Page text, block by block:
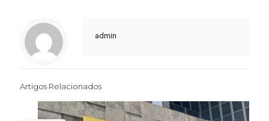
admin
Artigos Relacionados